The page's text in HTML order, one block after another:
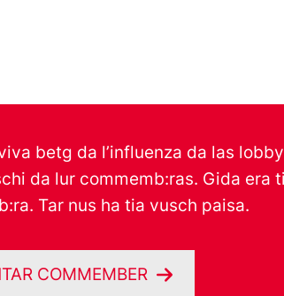
betg da l’influenza da las
da lur commemb:ras. Gida era
Tar nus ha tia vusch paisa.
COMMEMBER